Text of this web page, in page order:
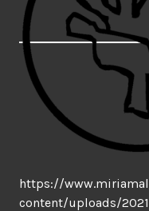
https://
content/uploads/